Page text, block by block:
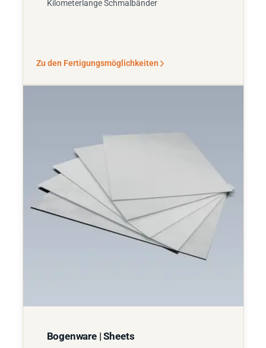
Kilometerlange Schmalbänder
Zu den Fertigungsmöglichkeiten
Bogenware | Sheets